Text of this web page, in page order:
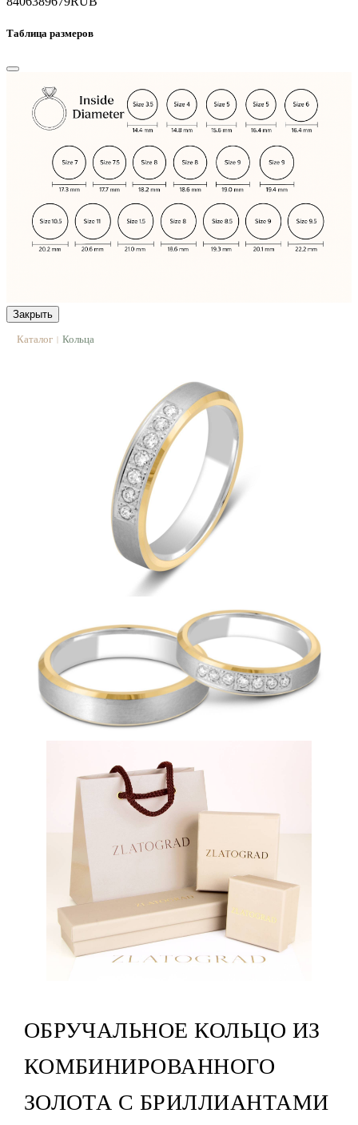
Таблица размеров
Закрыть
Каталог | Кольца
ОБРУЧАЛЬНОЕ КОЛЬЦО ИЗ
КОМБИНИРОВАННОГО
ЗОЛОТА С БРИЛЛИАНТАМИ